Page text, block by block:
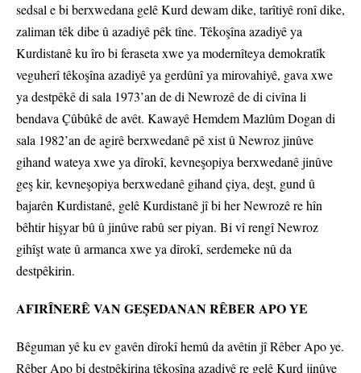
sedsal e bi berxwedana gelê Kurd dewam dike, tarîtiyê ronî dike,
zaliman têk dibe û azadiyê pêk tîne. Têkoşîna azadiyê ya
Kurdistanê ku îro bi feraseta xwe ya modernîteya demokratîk
veguherî têkoşîna azadiyê ya gerdûnî ya mirovahiyê, gava xwe
ya destpêkê di sala 1973’an de di Newrozê de di civîna li
bendava Çûbûkê de avêt. Kawayê Hemdem Mazlûm Dogan di
sala 1982’an de agirê berxwedanê pê xist û Newroz jinûve
gihand wateya xwe ya dîrokî, kevneşopiya berxwedanê jinûve
geş kir, kevneşopiya berxwedanê gihand çiya, deşt, gund û
bajarên Kurdistanê, gelê Kurdistanê jî bi her Newrozê re hîn
bêhtir hişyar bû û jinûve rabû ser piyan. Bi vî rengî Newroz
gihîşt wate û armanca xwe ya dîrokî, serdemeke nû da
destpêkirin.
AFIRÎNERÊ VAN GEŞEDANAN RÊBER APO YE
Bêguman yê ku ev gavên dîrokî hemû da avêtin jî Rêber Apo ye.
Rêber Apo bi destpêkirina têkoşîna azadiyê re gelê Kurd jinûve